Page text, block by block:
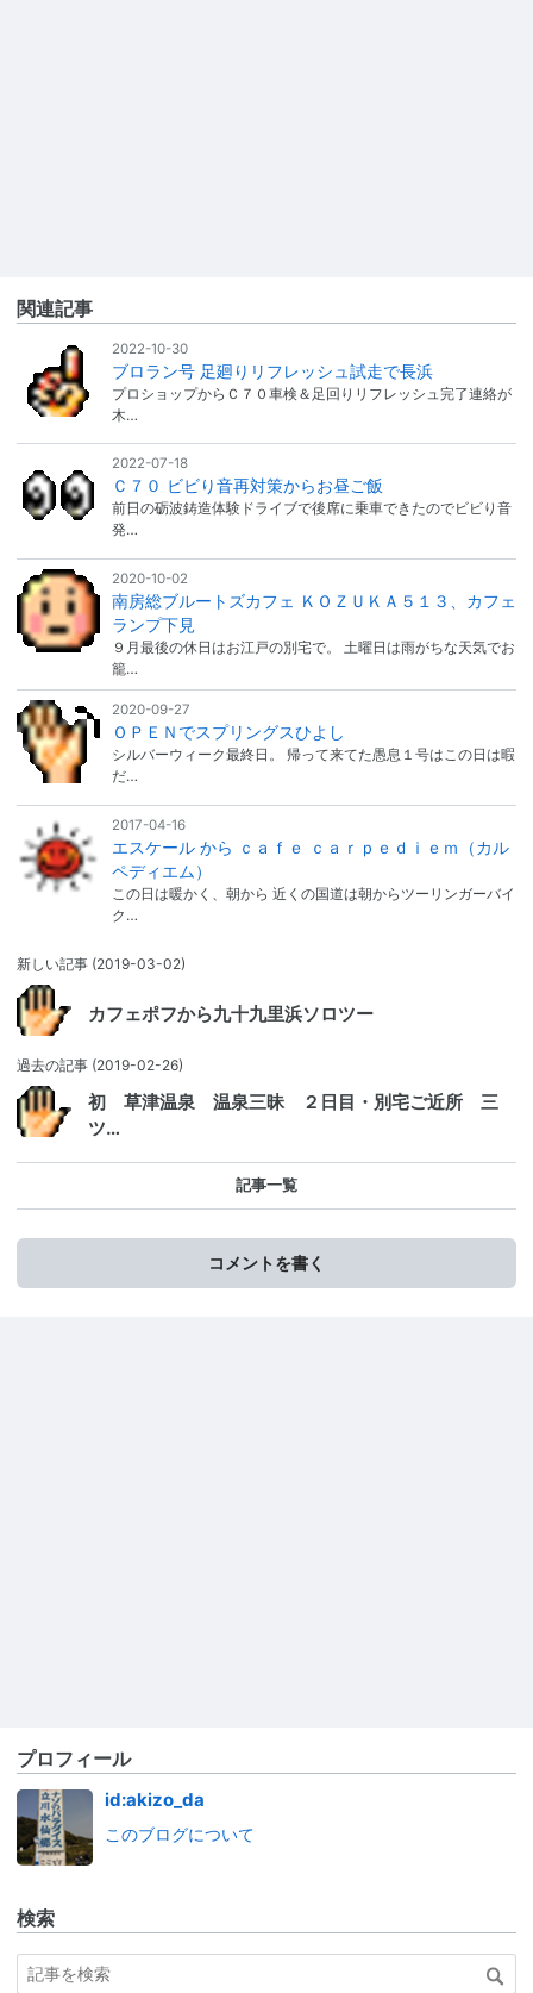
関連記事
2022-10-30
ブロラン号 足廻りリフレッシュ試走で長浜
プロショップからＣ７０車検＆足回りリフレッシュ完了連絡が
木…
2022-07-18
Ｃ７０ ビビり音再対策からお昼ご飯
前日の砺波鋳造体験ドライブで後席に乗車できたのでビビり音
発…
2020-10-02
南房総ブルートズカフェ ＫＯＺＵＫＡ５１３、カフェ
ランプ下見
９月最後の休日はお江戸の別宅で。 土曜日は雨がちな天気でお
籠…
2020-09-27
ＯＰＥＮでスプリングスひよし
シルバーウィーク最終日。 帰って来てた愚息１号はこの日は暇
だ…
2017-04-16
エスケール から ｃａｆｅ ｃａｒｐｅｄｉｅｍ（カル
ペディエム）
この日は暖かく、朝から 近くの国道は朝からツーリンガーバイ
ク…
新しい記事 (2019-03-02)
カフェポフから九十九里浜ソロツー
過去の記事 (2019-02-26)
初 草津温泉 温泉三昧 ２日目・別宅ご近所 三
ツ…
記事一覧
コメントを書く
プロフィール
id:akizo_da
このブログについて
検索